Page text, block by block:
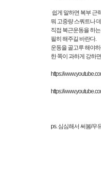
쉽게 말하면 복부 근
뭐 고중량 스쿼트나
직접 복근운동을 하
필히 해주길 바란다.
운동을 골고루 해야
한 쪽이 과하게 강하
https://
https://
ps. 심심해서 써봄/우